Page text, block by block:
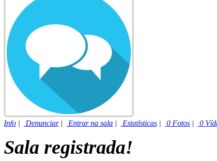
Info | Denunciar| Entrar na sala | Estatísticas | 0 Fotos | 0
Sala registrada!